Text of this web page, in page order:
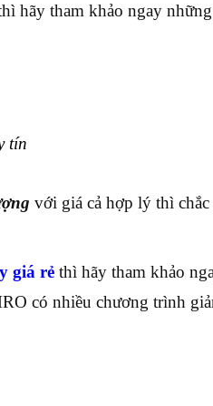
hãy tham khảo ngay
tín
với giá cả hợp lý thì chắc
giá rẻthì hãy tham khảo
có nhiều chương trình